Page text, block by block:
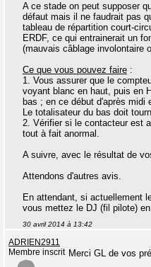
A ce stade on peut supposer
défaut mais il ne faudrait pas
tableau de répartition court-
ERDF, ce qui entrainerait un
(mauvais câblage involontaire
Ce que vous pouvez faire :
1. Vous assurer que le
voyant blanc en haut, puis en
bas ; en ce début d'après midi
Le totalisateur du bas doit
2. Vérifier si le contacteur est
tout à fait anormal.
A suivre, avec le résultat de
Attendons d'autres avis.
En attendant, si actuellement
vous mettez le DJ (fil pilote)
30 avril 2014 à 13:42
ADRIEN2911
Membre inscrit Merci GL de vos